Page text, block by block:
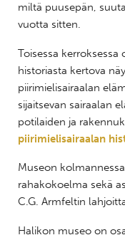
miltä puusepän,
vuotta sitten.
Toisessa
historiasta kertova
piirimielisairaalan
sijaitsevan sairaalan
potilaiden ja
piirimielisairaalan
Museon
rahakokoelma sekä
C.G. Armfeltin
Halikon museo on